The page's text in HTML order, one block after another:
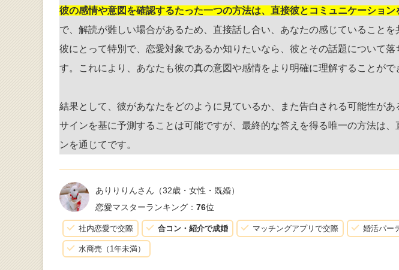
彼の感情や意図を確認するたった一つの方法は、直接彼とコミュニケーション
で、解読が難しい場合があるため、直接話し合い、あなたの感じていること
彼にとって特別で、恋愛対象であるか知りたいなら、彼とその話題について
す。これにより、あなたも彼の真の意図や感情をより明確に理解することがで
結果として、彼があなたをどのように見ているか、また告白される可能性が
サインを基に予測することは可能ですが、最終的な答えを得る唯一の方法は
ンを通じてです。
ありりりんさん （32歳・女性・既婚）
恋愛マスターランキング： 76位
社内恋愛で交際 合コン・紹介で成婚 マッチングアプリで交際 婚活パー
水商売（1年未満）